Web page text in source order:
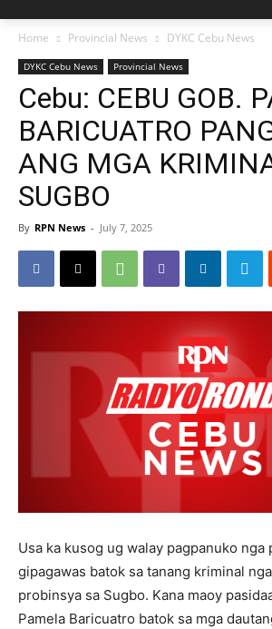
Home Provincial News DYKC Cebu News
DYKC Cebu News Provincial News
Cebu: CEBU GOB.
BARICUATRO
ANG MGA
SUGBO
By RPN News - July 7, 2025
Usa ka kusog ug walay pagpanuko nga
gipagawas batok sa tanang kriminal
probinsya sa Sugbo. Kana maoy
Pamela Baricuatro batok sa mga